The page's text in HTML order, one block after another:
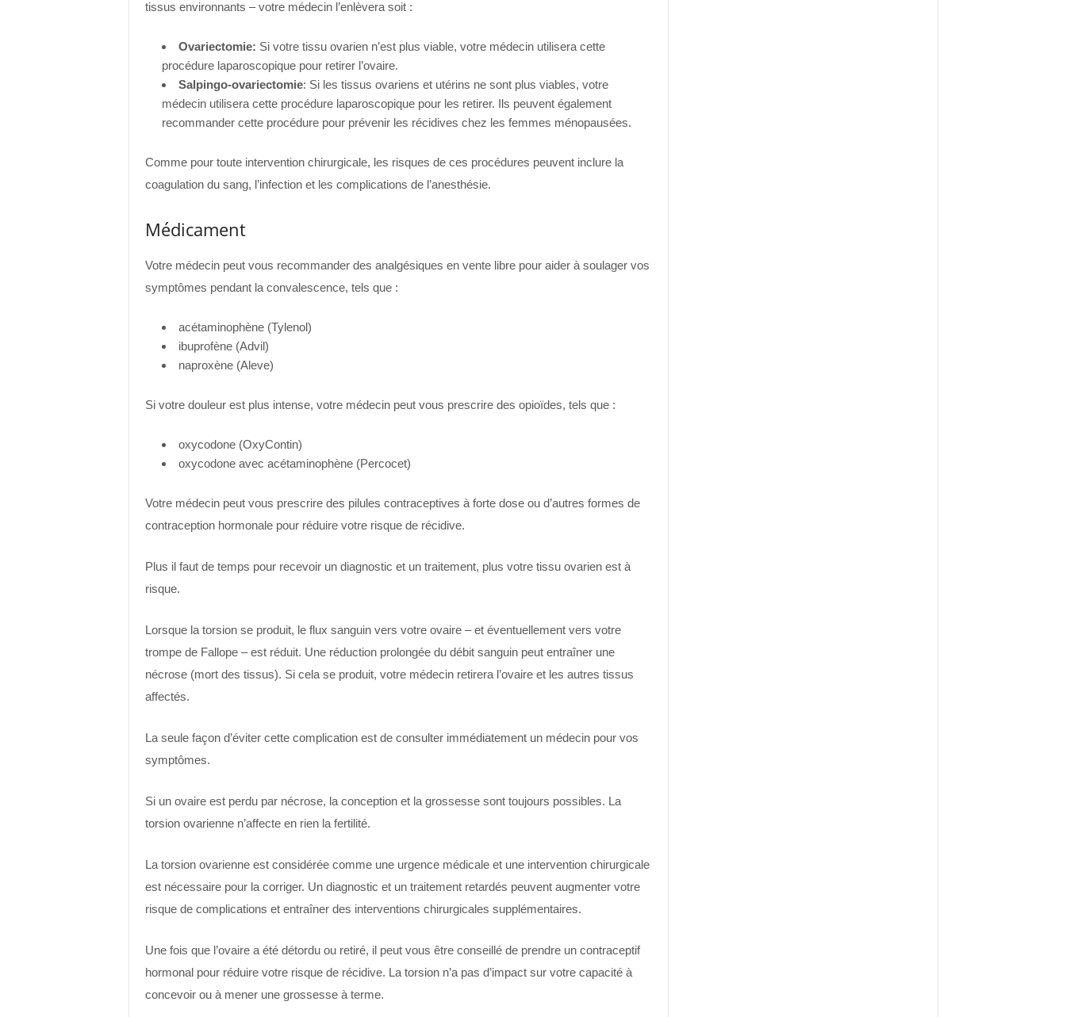
tissus environnants – votre médecin l’enlèvera soit :
Ovariectomie: Si votre tissu ovarien n’est plus viable, votre médecin utilisera cette
procédure laparoscopique pour retirer l’ovaire.
Salpingo-ovariectomie: Si les tissus ovariens et utérins ne sont plus viables, votre
médecin utilisera cette procédure laparoscopique pour les retirer. Ils peuvent également
recommander cette procédure pour prévenir les récidives chez les femmes ménopausées.
Comme pour toute intervention chirurgicale, les risques de ces procédures peuvent inclure la
coagulation du sang, l’infection et les complications de l’anesthésie.
Médicament
Votre médecin peut vous recommander des analgésiques en vente libre pour aider à soulager vos
symptômes pendant la convalescence, tels que :
acétaminophène (Tylenol)
ibuprofène (Advil)
naproxène (Aleve)
Si votre douleur est plus intense, votre médecin peut vous prescrire des opioïdes, tels que :
oxycodone (OxyContin)
oxycodone avec acétaminophène (Percocet)
Votre médecin peut vous prescrire des pilules contraceptives à forte dose ou d’autres formes de
contraception hormonale pour réduire votre risque de récidive.
Plus il faut de temps pour recevoir un diagnostic et un traitement, plus votre tissu ovarien est à
risque.
Lorsque la torsion se produit, le flux sanguin vers votre ovaire – et éventuellement vers votre
trompe de Fallope – est réduit. Une réduction prolongée du débit sanguin peut entraîner une
nécrose (mort des tissus). Si cela se produit, votre médecin retirera l’ovaire et les autres tissus
affectés.
La seule façon d’éviter cette complication est de consulter immédiatement un médecin pour vos
symptômes.
Si un ovaire est perdu par nécrose, la conception et la grossesse sont toujours possibles. La
torsion ovarienne n’affecte en rien la fertilité.
La torsion ovarienne est considérée comme une urgence médicale et une intervention chirurgicale
est nécessaire pour la corriger. Un diagnostic et un traitement retardés peuvent augmenter votre
risque de complications et entraîner des interventions chirurgicales supplémentaires.
Une fois que l’ovaire a été détordu ou retiré, il peut vous être conseillé de prendre un contraceptif
hormonal pour réduire votre risque de récidive. La torsion n’a pas d’impact sur votre capacité à
concevoir ou à mener une grossesse à terme.